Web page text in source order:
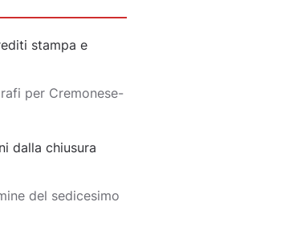
stampa e
per Cremonese-
dalla chiusura
del sedicesimo